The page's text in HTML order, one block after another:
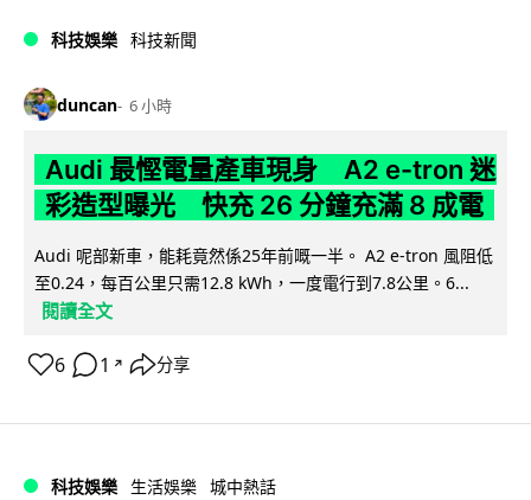
科技娛樂 科技新聞
duncan 6 小時
Audi 最慳電量產車現身 A2 e-tron 迷
彩造型曝光 快充 26 分鐘充滿 8 成電
Audi 呢部新車，能耗竟然係25年前嘅一半。 A2 e-tron 風阻低
至0.24，每百公里只需12.8 kWh，一度電行到7.8公里。6...
閱讀全文
6 1 ↗ 分享
科技娛樂 生活娛樂 城中熱話